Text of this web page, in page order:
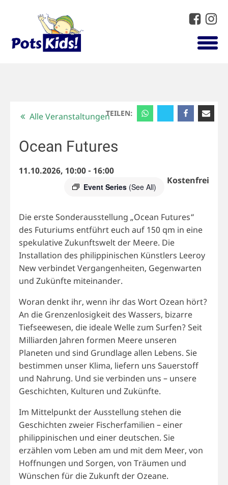
TEILEN:
Alle Veranstaltungen
Ocean Futures
11.10.2026, 10:00- 16:00
Event Series (See All)
Kostenfrei
Die erste Sonderausstellung „Ocean Futures“
des Futuriums entführt euch auf 150 qm in eine
spekulative Zukunftswelt der Meere. Die
Installation des philippinischen Künstlers Leeroy
New verbindet Vergangenheiten, Gegenwarten
und Zukünfte miteinander.
Woran denkt ihr, wenn ihr das Wort Ozean hört?
An die Grenzenlosigkeit des Wassers, bizarre
Tiefseewesen, die ideale Welle zum Surfen? Seit
Milliarden Jahren formen Meere unseren
Planeten und sind Grundlage allen Lebens. Sie
bestimmen unser Klima, liefern uns Sauerstoff
und Nahrung. Und sie verbinden uns – unsere
Geschichten, Kulturen und Zukünfte.
Im Mittelpunkt der Ausstellung stehen die
Geschichten zweier Fischerfamilien – einer
philippinischen und einer deutschen. Sie
erzählen vom Leben am und mit dem Meer, von
Hoffnungen und Sorgen, von Träumen und
Wünschen für die Zukunft der Ozeane.